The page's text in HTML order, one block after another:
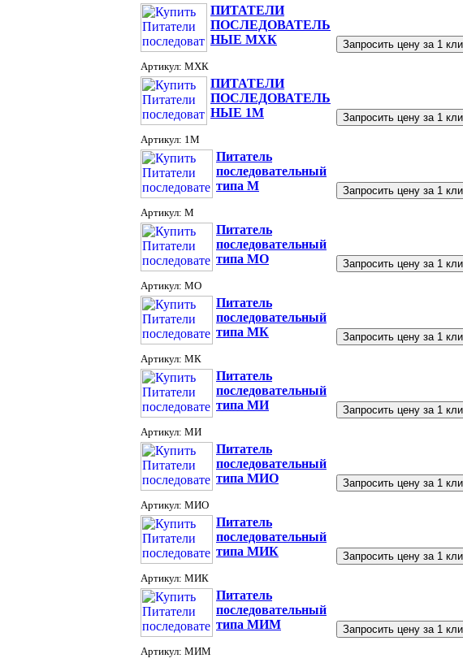
Запросить цену за 1
ПИТАТЕЛИ
ПОСЛЕДОВАТЕЛЬ
НЫЕ МХК
Артикул: МХК
Запросить цену за 1
ПИТАТЕЛИ
ПОСЛЕДОВАТЕЛЬ
НЫЕ 1М
Артикул: 1М
Запросить цену за 1
Питатель
последовательный
типа М
Артикул: М
Запросить цену за 1
Питатель
последовательный
типа МО
Артикул: МО
Запросить цену за 1
Питатель
последовательный
типа МК
Артикул: МК
Запросить цену за 1
Питатель
последовательный
типа МИ
Артикул: МИ
Запросить цену за 1
Питатель
последовательный
типа МИО
Артикул: МИО
Запросить цену за 1
Питатель
последовательный
типа МИК
Артикул: МИК
Запросить цену за 1
Питатель
последовательный
типа МИМ
Артикул: МИМ